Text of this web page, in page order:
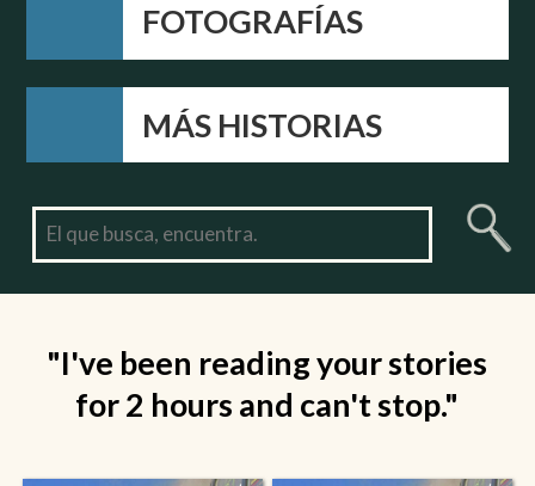
FOTOGRAFÍAS
MÁS HISTORIAS
"I've been reading your stories
for 2 hours and can't stop."